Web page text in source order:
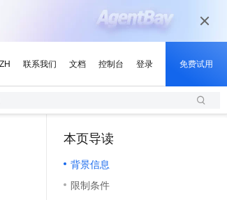
本页导读
背景信息
限制条件